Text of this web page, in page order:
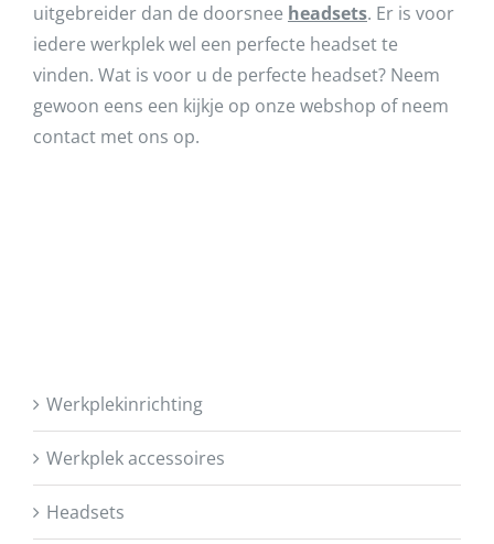
uitgebreider dan de doorsnee headsets. Er is voor
iedere werkplek wel een perfecte headset te
vinden. Wat is voor u de perfecte headset? Neem
gewoon eens een kijkje op onze webshop of neem
contact met ons op.
Werkplekinrichting
Werkplek accessoires
Headsets